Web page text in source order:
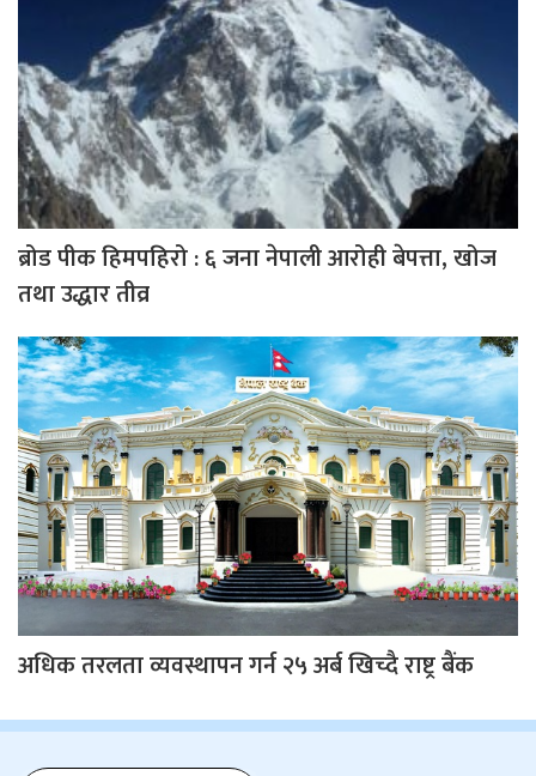
ब्रोड पीक हिमपहिरो : ६ जना नेपाली आरोही बेपत्ता, खोज
तथा उद्धार तीव्र
अधिक तरलता व्यवस्थापन गर्न २५ अर्ब खिच्दै राष्ट्र बैंक